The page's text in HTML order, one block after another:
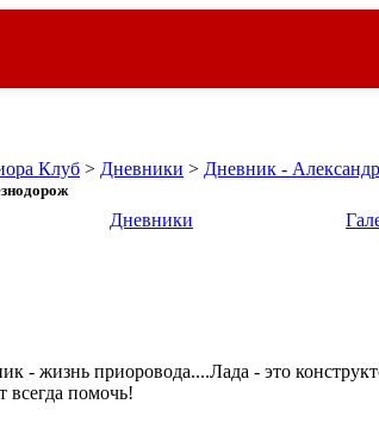
Клуб > Дневники > Дневник -
Дневники
- жизнь приоровода....Лада - это
всегда помочь!